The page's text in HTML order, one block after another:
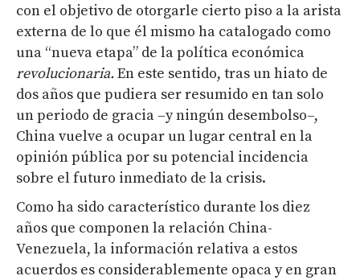
con el objetivo de otorgarle cierto piso a la arista
externa de lo que él mismo ha catalogado como
una “nueva etapa” de la política económica
revolucionaria.En este sentido, tras un hiato de
dos años que pudiera ser resumido en tan solo
un periodo de gracia –y ningún desembolso–,
China vuelve a ocupar un lugar central en la
opinión pública por su potencial incidencia
sobre el futuro inmediato de la crisis.
Como ha sido característico durante los diez
años que componen la relación China-
Venezuela, la información relativa a estos
acuerdos es considerablemente opaca y en gran